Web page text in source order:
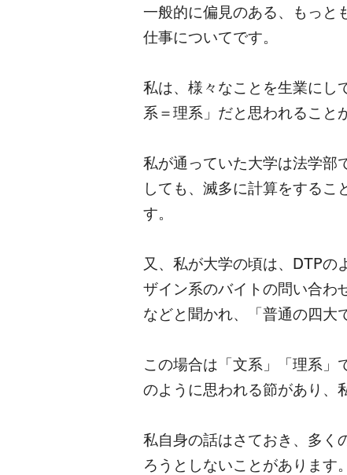
一般的に偏見のある、もっと
仕事についてです。
私は、様々なことを生業にし
系＝理系」だと思われること
私が通っていた大学は法学部
しても、滅多に計算をするこ
す。
又、私が大学の頃は、DTPの
ザイン系のバイトの問い合わ
などと聞かれ、「普通の四大
この場合は「文系」「理系」
のように思われる節があり、
私自身の話はさておき、多く
ろうとしないことがあります。